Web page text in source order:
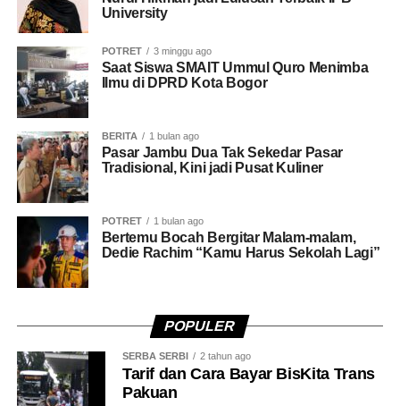
sehingga mampu melahirkan prestasi yang
sebagai salah satu daerah dengan potensi olahraga yang
terus berkembang.
sesar, konsumsi ikan gabus segar sekitar 500 gram per
hari dapat menjadi pilihan.
Dengan kandungan albumin, protein, mineral, dan
omega-3 yang dimilikinya, ikan gabus dapat menjadi
salah satu sumber pangan bergizi untuk mendukung
proses pemulihan ibu setelah melahirkan.
Namun, terang Prof Ahmad, konsumsi ikan gabus
sebaiknya tetap menjadi bagian dari pola makan bergizi
seimbang sesuai kebutuhan dan anjuran tenaga
kesehatan.
(rls/hrs)
University
POTRET 3 minggu ago
Saat Siswa SMAIT Ummul Quro Menimba
Ilmu di DPRD Kota Bogor
BERITA 1 bulan ago
Pasar Jambu Dua Tak Sekedar Pasar
Tradisional, Kini jadi Pusat Kuliner
POTRET 1 bulan ago
Bertemu Bocah Bergitar Malam-malam,
Dedie Rachim “Kamu Harus Sekolah Lagi”
POPULER
SERBA SERBI 2 tahun ago
Tarif dan Cara Bayar BisKita Trans
Pakuan